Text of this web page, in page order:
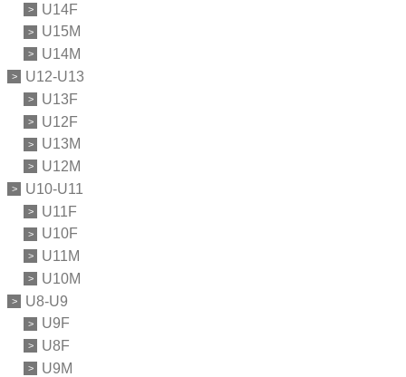
U14F
U15M
U14M
U12-U13
U13F
U12F
U13M
U12M
U10-U11
U11F
U10F
U11M
U10M
U8-U9
U9F
U8F
U9M